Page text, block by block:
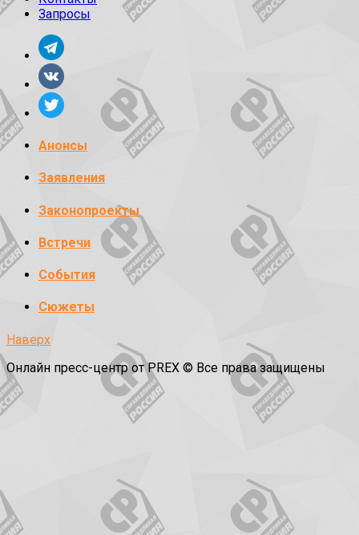
Запросы
Анонсы
Заявления
Законопроекты
Встречи
События
Сюжеты
Наверх
Онлайн пресс-центр от PREX © Все права защищены